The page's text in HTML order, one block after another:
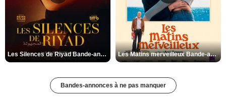
Les Silences de Riyad Bande-annonce VO STFR Les Matins merveilleux Bande-annonce VF
Bandes-annonces à ne pas manquer